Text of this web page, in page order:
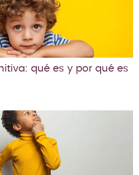
qué es y por qué es